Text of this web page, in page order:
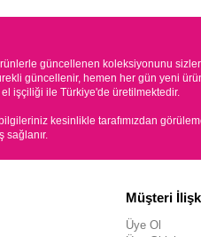
güncellenen koleksiyonunu
güncellenir, hemen her gün yeni
işçiliği ile Türkiye'de üretilmektedir.
kesinlikle tarafımızdan
sağlanır.
Müşteri
Üye Ol